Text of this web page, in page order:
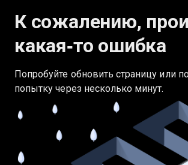
К сожалению,
какая‑то ошибка
Попробуйте обновить страницу или
попытку через несколько минут.